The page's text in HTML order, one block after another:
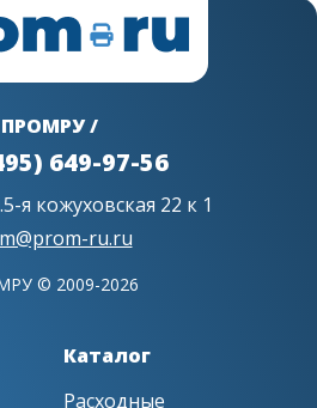
ПРОМРУ /
649-97-56
я кожуховская 22 к 1
ru.ru
© 2009-2026
Каталог
Расходные